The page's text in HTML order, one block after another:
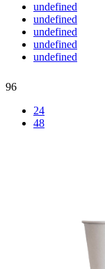
undefined
undefined
undefined
undefined
undefined
96
24
48